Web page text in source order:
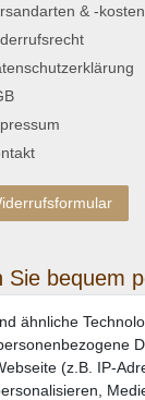
& -kosten
Sie bequem
ähnliche
(z.B. IP-